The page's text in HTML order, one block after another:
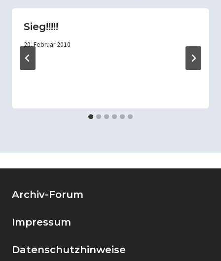
Sieg!!!!!
20. Februar 2010
Archiv-Forum
Impressum
Datenschutzhinweise